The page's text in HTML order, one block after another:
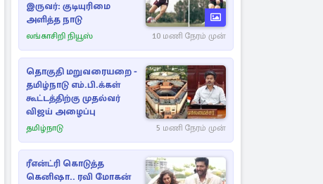
இருவர்: குடியுரிமை
அளித்த நாடு
லங்காசிறி நியூஸ் 10 மணி நேரம் முன்
தொகுதி மறுவரையறை -
தமிழ்நாடு எம்.பி.க்கள்
கூட்டத்திற்கு முதல்வர்
விஜய் அழைப்பு
தமிழ்நாடு 5 மணி நேரம் முன்
ரீஎன்ட்ரி கொடுத்த
கெனிஷா.. ரவி மோகன்